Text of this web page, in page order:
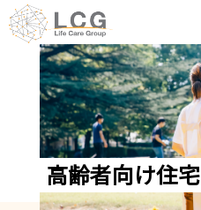
高齢者向け住宅